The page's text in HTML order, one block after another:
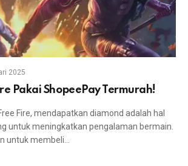
2025
Pakai ShopeePay Termurah!
Fire, mendapatkan diamond adalah hal
untuk meningkatkan pengalaman bermain.
untuk membeli…